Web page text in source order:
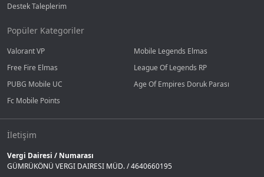
Destek Taleplerim
Popüler Kategoriler
Valorant VP
Mobile Legends Elmas
Free Fire Elmas
League Of Legends RP
PUBG Mobile UC
Age Of Empires Doruk Parası
Fc Mobile Points
İletişim
Vergi Dairesi / Numarası
GÜMRÜKÖNÜ VERGI DAIRESI MÜD. / 4640660195